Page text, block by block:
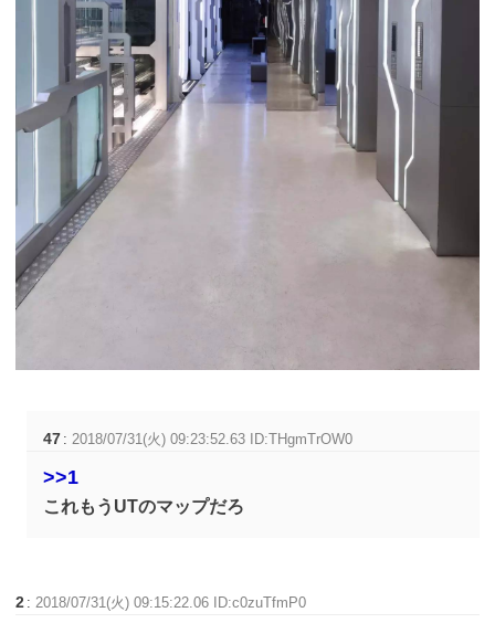
47 : 2018/07/31(火) 09:23:52.63 ID:THgmTrOW0
>>1
これもうUTのマップだろ
2 :2018/07/31(火) 09:15:22.06 ID:c0zuTfmP0